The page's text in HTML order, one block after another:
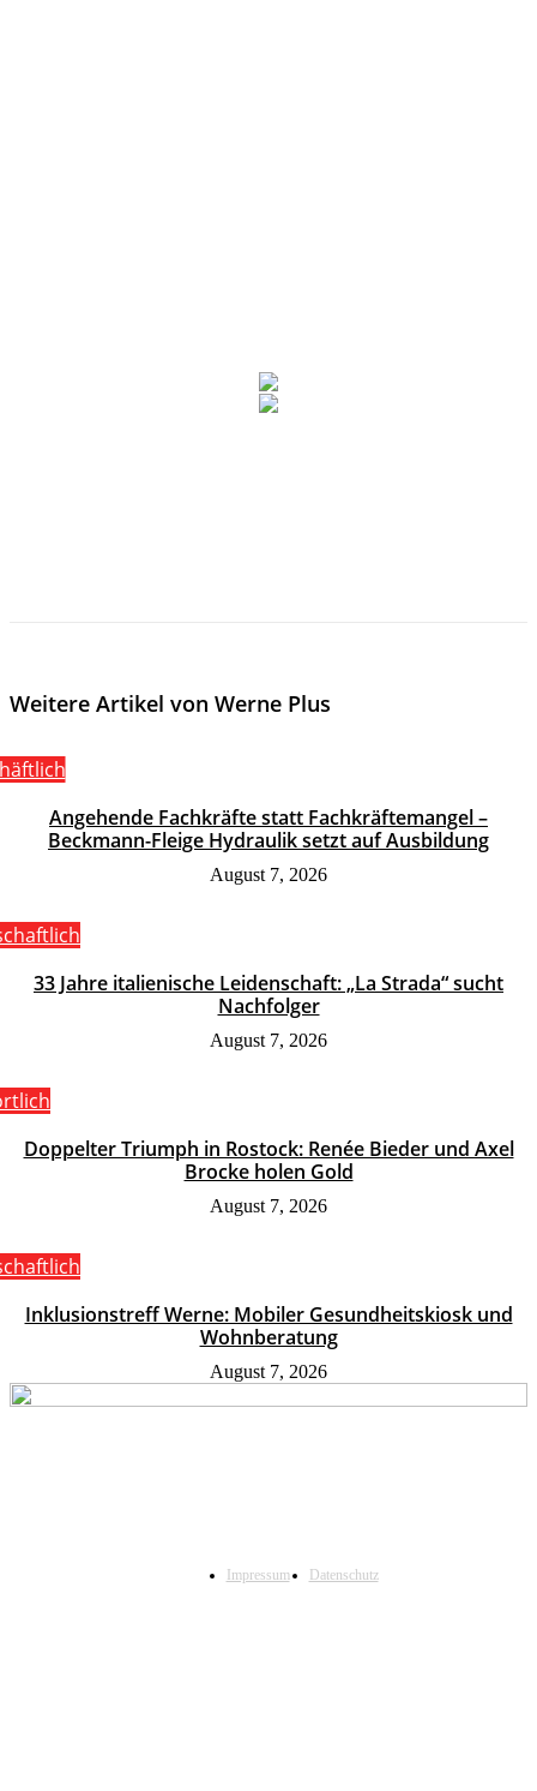
Weitere Artikel von Werne Plus
Angehende Fachkräfte statt Fachkräftemangel –
Beckmann-Fleige Hydraulik setzt auf Ausbildung
August 7, 2026
33 Jahre italienische Leidenschaft: „La Strada“ sucht
Nachfolger
August 7, 2026
Doppelter Triumph in Rostock: Renée Bieder und Axel
Brocke holen Gold
August 7, 2026
Inklusionstreff Werne: Mobiler Gesundheitskiosk und
Wohnberatung
August 7, 2026
Impressum Datenschutz